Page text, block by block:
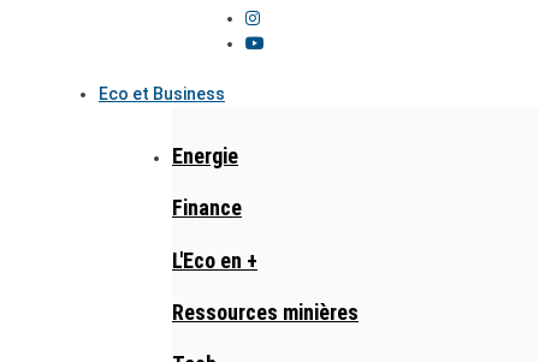
Eco et Business
Energie
Finance
L'Eco en +
Ressources minières